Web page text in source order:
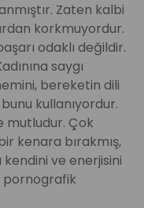
Zaten kalbi
korkmuyordur.
odaklı değildir.
saygı
bereketin dili
kullanıyordur.
mutludur. Çok
kenara bırakmış,
ve enerjisini